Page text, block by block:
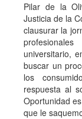
Pilar de la
Justicia de la
clausurar la
universitario,
buscar un
los
respuesta al
Oportunidad
que le